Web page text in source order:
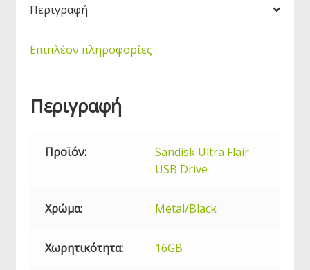
Περιγραφή
Επιπλέον πληροφορίες
Περιγραφή
Προϊόν:
Sandisk Ultra Flair
USB Drive
Χρώμα: Metal/Black
Χωρητικότητα: 16GB